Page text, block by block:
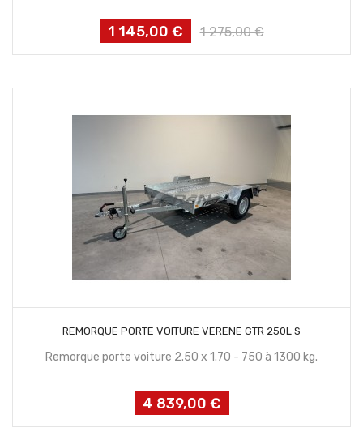
Prix1 145,00 €
Prix
1 275,00 €
REMORQUE PORTE VOITURE VERENE GTR 250L S
Remorque porte voiture 2.50 x 1.70 - 750 à 1300 kg.
Prix
4 839,00 €